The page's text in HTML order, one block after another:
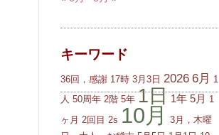
キーワード
36回，感謝 17時 3月3日 2026 6月
1
人 50周年 2階 5年 1日 1年 5月 1
ヶ月 2回目 2s 10月
3月，木曜